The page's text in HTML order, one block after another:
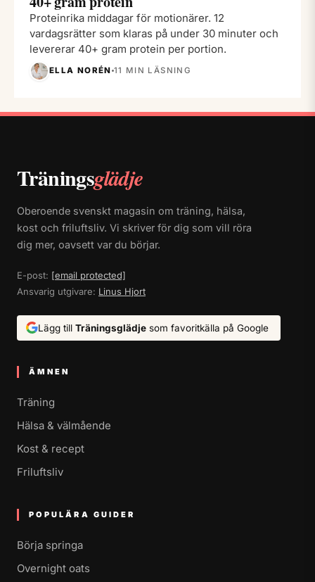
Proteinrika middagar för motionärer. 12
vardagsrätter som klaras på under 30 minuter och
levererar 40+ gram protein per portion.
ELLA NORÉN 11 MIN LÄSNING
Träningsglädje
Oberoende svenskt magasin om träning, hälsa,
kost och friluftsliv. Vi skriver för dig som vill röra
dig mer, oavsett var du börjar.
E-post: [email protected]
Ansvarig utgivare: Linus Hjort
Lägg till Träningsglädje som favoritkälla på Google
ÄMNEN
Träning
Hälsa & välmående
Kost & recept
Friluftsliv
POPULÄRA GUIDER
Börja springa
Overnight oats